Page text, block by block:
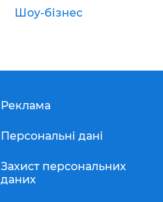
Шоу-бізнес
Реклама
Персональні дані
Захист персональних
даних